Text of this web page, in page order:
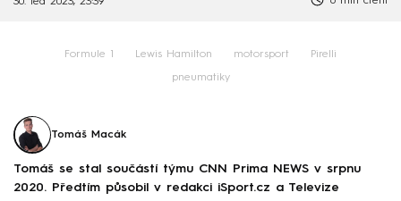
Formule 1 Lewis Hamilton motorsport Pirelli
pneumatiky
Tomáš Macák
Tomáš se stal součástí týmu CNN Prima NEWS v srpnu
2020. Předtím působil v redakci iSport.cz a Televize